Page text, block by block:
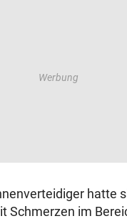
hatte
Schmerzen im